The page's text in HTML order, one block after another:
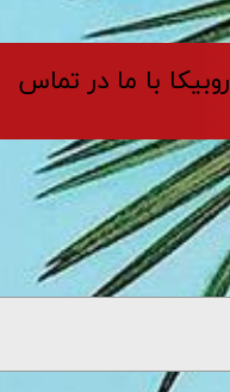
با ما در تماس